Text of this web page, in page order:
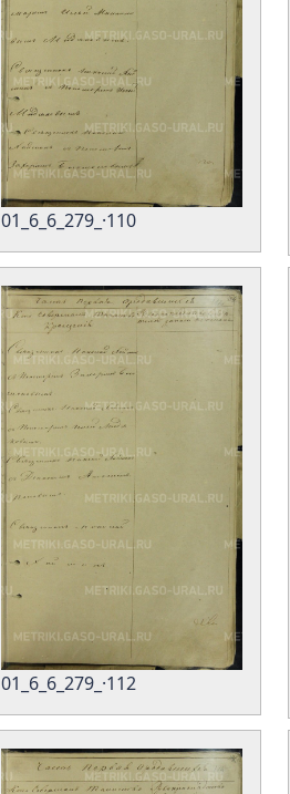
01_6_6_279_·110
01_6_6_279_·112